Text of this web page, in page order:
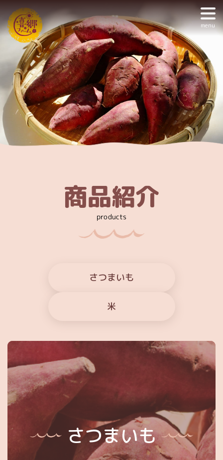
menu
商品紹介
products
さつまいも
米
さつまいも